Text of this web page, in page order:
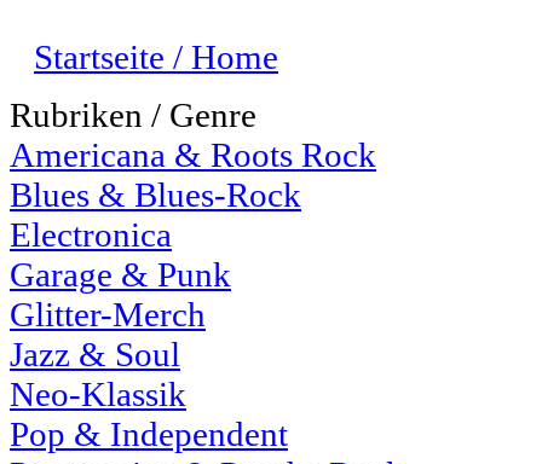
Startseite / Home
Rubriken / Genre
Americana & Roots Rock
Blues & Blues-Rock
Electronica
Garage & Punk
Glitter-Merch
Jazz & Soul
Neo-Klassik
Pop & Independent